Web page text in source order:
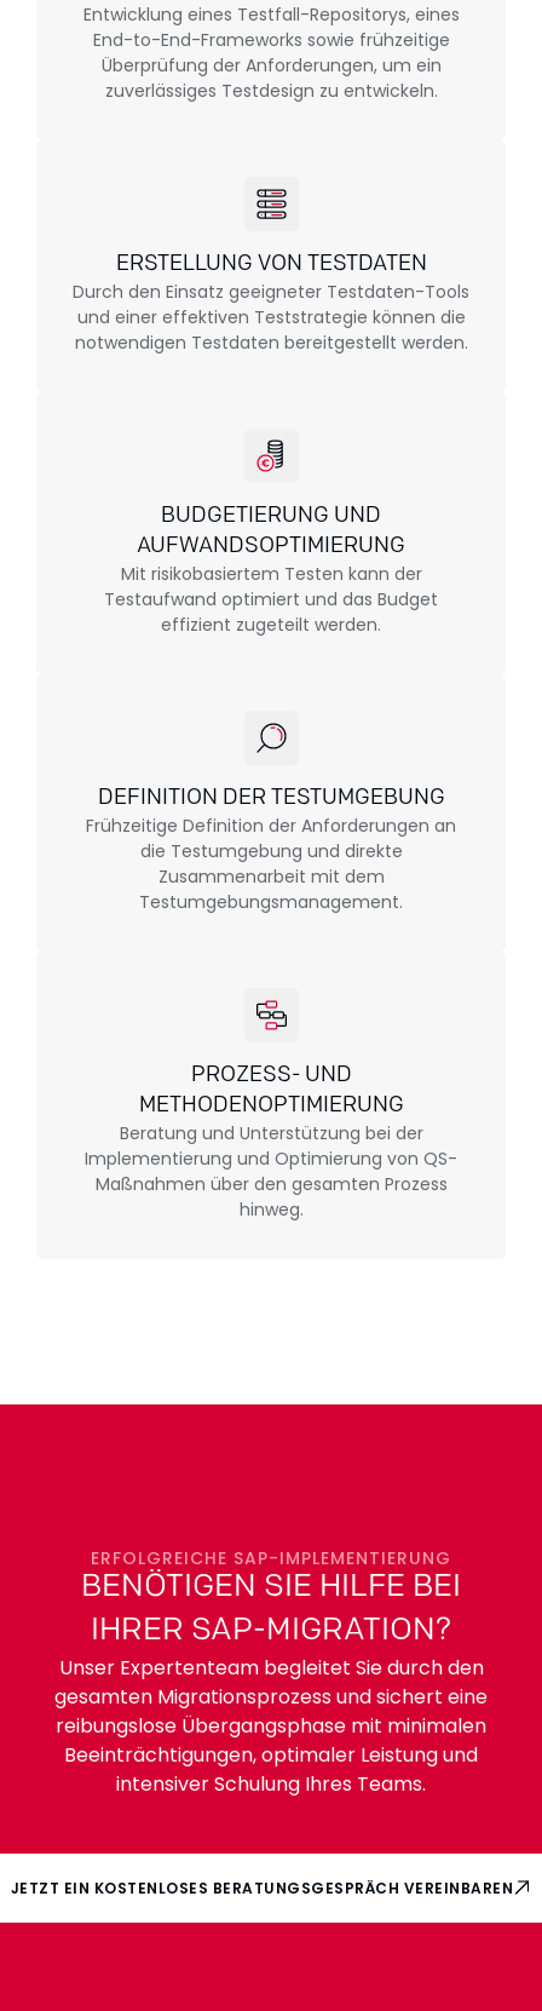
Entwicklung eines Testfall-Repositorys, eines
End-to-End-Frameworks sowie frühzeitige
Überprüfung der Anforderungen, um ein
zuverlässiges Testdesign zu entwickeln.
ERSTELLUNG VON TESTDATEN
Durch den Einsatz geeigneter Testdaten-Tools
und einer effektiven Teststrategie können die
notwendigen Testdaten bereitgestellt werden.
BUDGETIERUNG UND
AUFWANDSOPTIMIERUNG
Mit risikobasiertem Testen kann der
Testaufwand optimiert und das Budget
effizient zugeteilt werden.
DEFINITION DER TESTUMGEBUNG
Frühzeitige Definition der Anforderungen an
die Testumgebung und direkte
Zusammenarbeit mit dem
Testumgebungsmanagement.
PROZESS- UND
METHODENOPTIMIERUNG
Beratung und Unterstützung bei der
Implementierung und Optimierung von QS-
Maßnahmen über den gesamten Prozess
hinweg.
ERFOLGREICHE SAP-IMPLEMENTIERUNG
BENÖTIGEN SIE HILFE BEI
IHRER SAP-MIGRATION?
Unser Expertenteam begleitet Sie durch den
gesamten Migrationsprozess und sichert eine
reibungslose Übergangsphase mit minimalen
Beeinträchtigungen, optimaler Leistung und
intensiver Schulung Ihres Teams.
JETZT EIN KOSTENLOSES BERATUNGSGESPRÄCH VEREINBAREN